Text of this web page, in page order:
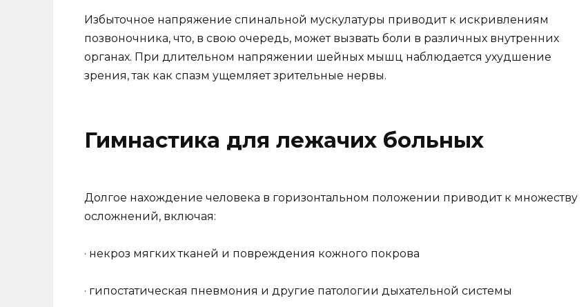
Избыточное напряжение спинальной мускулатуры приводит к искривлениям
позвоночника, что, в свою очередь, может вызвать боли в различных внутренних
органах. При длительном напряжении шейных мышц наблюдается ухудшение
зрения, так как спазм ущемляет зрительные нервы.
Гимнастика для лежачих больных
Долгое нахождение человека в горизонтальном положении приводит к множеству
осложнений, включая:
· некроз мягких тканей и повреждения кожного покрова
· гипостатическая пневмония и другие патологии дыхательной системы